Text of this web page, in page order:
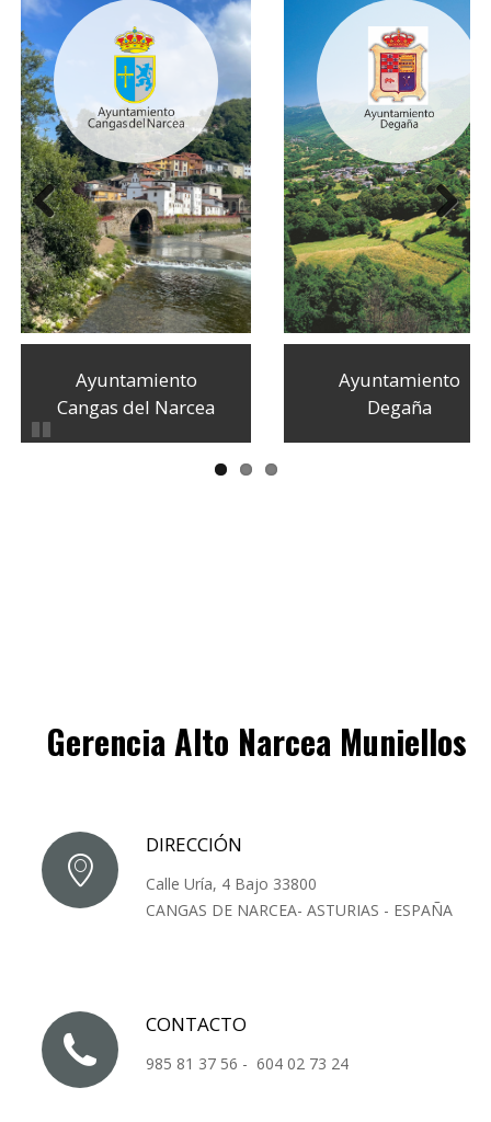
Ayuntamiento
Degaña
Ayuntamiento Ibias
Anterior Siguiente
Gerencia Alto Narcea Muniellos
DIRECCIÓN
Calle Uría, 4 Bajo 33800
CANGAS DE NARCEA- ASTURIAS - ESPAÑA
CONTACTO
985 81 37 56 - 604 02 73 24